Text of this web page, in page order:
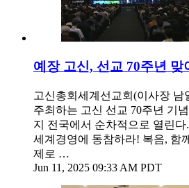
예장 고신, 선교 70주년 맞
고신총회세계선교회(이사장 남
주최하는 고신 선교 70주년 기
지 전국에서 순차적으로 열린
세계경영에 동참하라! 복음, 함
제로 …
Jun 11, 2025 09:33 AM PDT